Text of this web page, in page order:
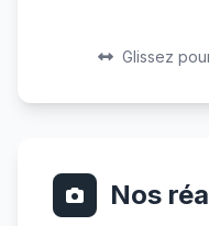
Avant Glissez
Nos